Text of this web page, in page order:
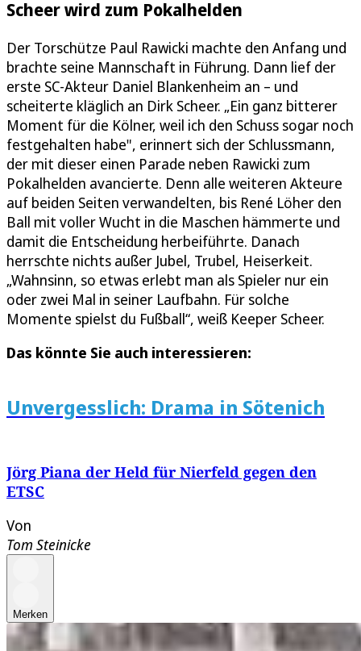
Scheer wird zum Pokalhelden
Der Torschütze Paul Rawicki machte den Anfang und
brachte seine Mannschaft in Führung. Dann lief der
erste SC-Akteur Daniel Blankenheim an – und
scheiterte kläglich an Dirk Scheer. „Ein ganz bitterer
Moment für die Kölner, weil ich den Schuss sogar noch
festgehalten habe", erinnert sich der Schlussmann,
der mit dieser einen Parade neben Rawicki zum
Pokalhelden avancierte. Denn alle weiteren Akteure
auf beiden Seiten verwandelten, bis René Löher den
Ball mit voller Wucht in die Maschen hämmerte und
damit die Entscheidung herbeiführte. Danach
herrschte nichts außer Jubel, Trubel, Heiserkeit.
„Wahnsinn, so etwas erlebt man als Spieler nur ein
oder zwei Mal in seiner Laufbahn. Für solche
Momente spielst du Fußball“, weiß Keeper Scheer.
Das könnte Sie auch interessieren:
Unvergesslich: Drama in Sötenich
Jörg Piana der Held für Nierfeld gegen den
ETSC
Von
Tom Steinicke
Merken